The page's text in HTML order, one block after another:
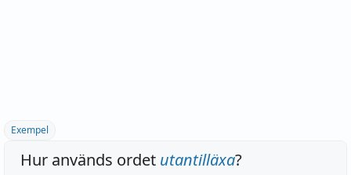
Exempel
Hur används ordet utantilläxa?